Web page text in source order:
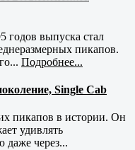
годов выпуска стал
пикапов.
Подробнее...
Single Cab
пикапов в истории. Он
удивлять
даже через...